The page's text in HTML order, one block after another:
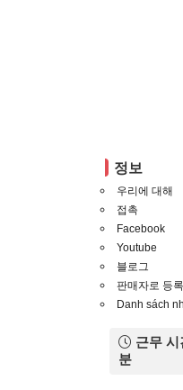
정보
우리에 대해
접촉
Facebook
Youtube
블로그
판매자로 등록
Danh sách
근무 시
분